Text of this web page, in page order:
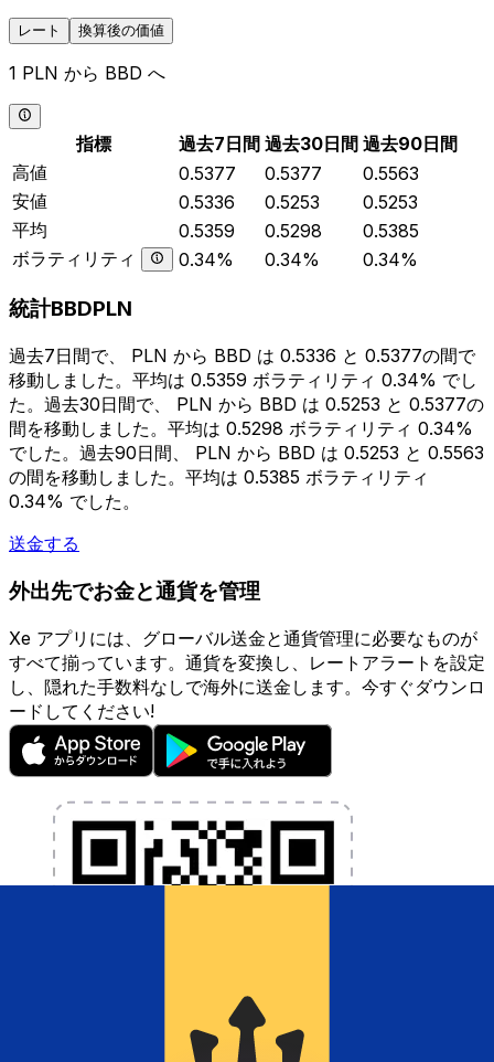
レート 換算後の価値
1 PLN から BBD へ
指標 過去7日間 過去30日間 過去90日間
高値
0.5377 0.5377
0.5563
安値
0.5336 0.5253
0.5253
平均
0.5359 0.5298
0.5385
ボラティリティ
0.34% 0.34% 0.34%
統計BBDPLN
過去7日間で、 PLN から BBD は 0.5336 と 0.5377の間で
移動しました。平均は 0.5359 ボラティリティ 0.34% でし
た。過去30日間で、 PLN から BBD は 0.5253 と 0.5377の
間を移動しました。平均は 0.5298 ボラティリティ 0.34%
でした。過去90日間、 PLN から BBD は 0.5253 と 0.5563
の間を移動しました。平均は 0.5385 ボラティリティ
0.34% でした。
送金する
外出先でお金と通貨を管理
Xe アプリには、グローバル送金と通貨管理に必要なものが
すべて揃っています。通貨を変換し、レートアラートを設定
し、隠れた手数料なしで海外に送金します。今すぐダウンロ
ードしてください!